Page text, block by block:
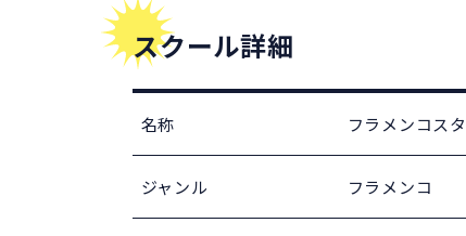
スクール詳細
名称 フラメンコス
ジャンル フラメンコ